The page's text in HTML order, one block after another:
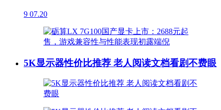
9 07.20
5K显示器性价比推荐 老人阅读文档看剧不费眼